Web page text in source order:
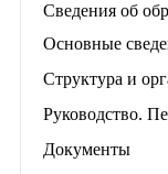
Сведения об
Основные
Структура и
Руководство.
Документы